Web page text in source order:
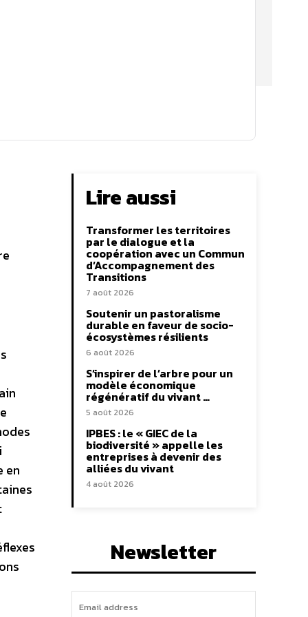
en
Lire aussi
Transformer les territoires
par le dialogue et la
coopération avec un Commun
d’Accompagnement des
Transitions
7 août 2026
Soutenir un pastoralisme
durable en faveur de socio-
écosystèmes résilients
6 août 2026
S’inspirer de l’arbre pour un
modèle économique
régénératif du vivant …
5 août 2026
IPBES : le « GIEC de la
biodiversité » appelle les
entreprises à devenir des
alliées du vivant
4 août 2026
Newsletter